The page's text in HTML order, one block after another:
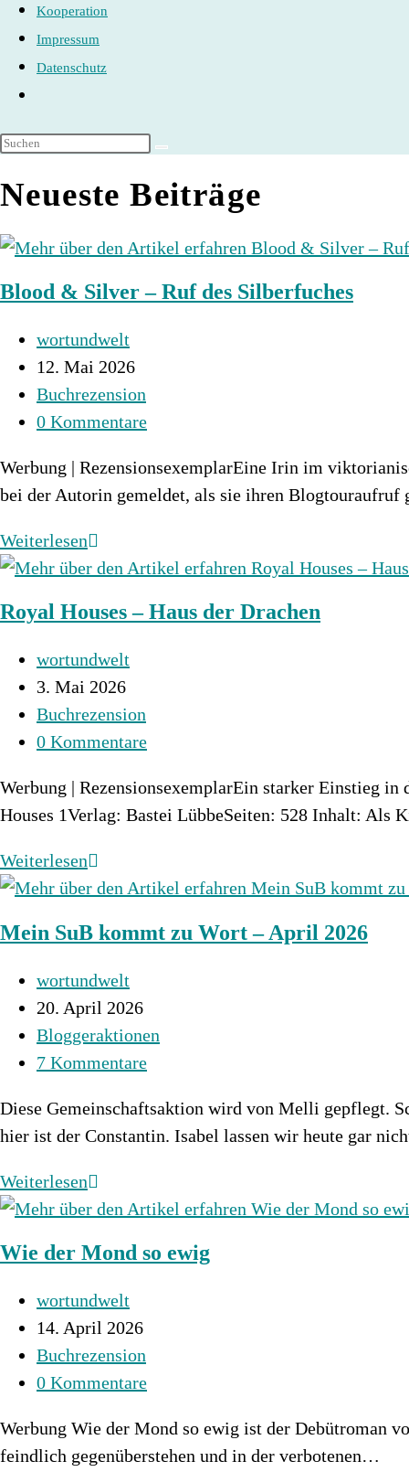
Kooperation
Impressum
Datenschutz
umschalten
Neueste Beiträge
Blood & Silver – Ruf des Silberfuches
Beitrags-
Autor:
wortundwelt
Beitrag
veröffentlicht:
12. Mai 2026
Beitrags-
Kategorie:
Buchrezension
Beitrags-
0 Kommentare
Werbung | RezensionsexemplarEine Irin im
bei der Autorin gemeldet, als sie ihren
WeiterlesenBlood
&
–
Ruf
des
Silberfuches
Royal Houses – Haus der Drachen
Beitrags-
Autor:
wortundwelt
Beitrag
veröffentlicht:
3. Mai 2026
Beitrags-
Kategorie:
Buchrezension
Beitrags-
0 Kommentare
Werbung | RezensionsexemplarEin starker Einstieg
Houses 1Verlag: Bastei LübbeSeiten: 528 Inhalt: Als
WeiterlesenRoyal
Houses
Haus
der
Drachen
Mein SuB kommt zu Wort – April 2026
Beitrags-
Autor:
wortundwelt
Beitrag
veröffentlicht:
20. April 2026
Beitrags-
Kategorie:
Bloggeraktionen
Beitrags-
7 Kommentare
Diese Gemeinschaftsaktion wird von Melli gepflegt.
hier ist der Constantin. Isabel lassen wir heute gar
WeiterlesenMein
SuB
zu
Wort
–
April
Wie der Mond so ewig
Beitrags-
Autor:
wortundwelt
Beitrag
veröffentlicht:
14. April 2026
Beitrags-
Kategorie:
Buchrezension
Beitrags-
0 Kommentare
Werbung Wie der Mond so ewig ist der Debütroman
feindlich gegenüberstehen und in der verbotenen…